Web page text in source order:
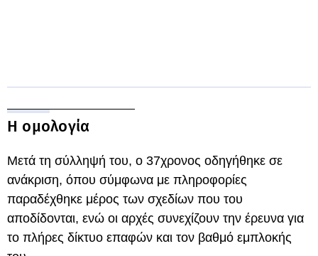
Η ομολογία
Μετά τη σύλληψή του, ο 37χρονος οδηγήθηκε σε
ανάκριση, όπου σύμφωνα με πληροφορίες
παραδέχθηκε μέρος των σχεδίων που του
αποδίδονται, ενώ οι αρχές συνεχίζουν την έρευνα για
το πλήρες δίκτυο επαφών και τον βαθμό εμπλοκής